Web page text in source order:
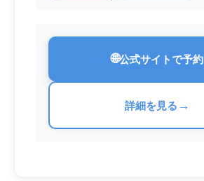
🌐公式サイトで予約
詳細を見る →